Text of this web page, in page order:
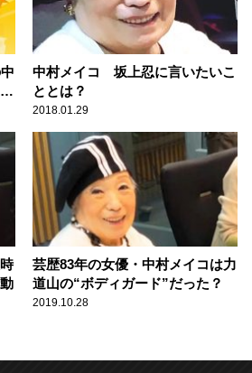
中村メイコ 坂上忍に言いたいこ
ととは？
2018.01.29
芸歴83年の女優・中村メイコは力
道山の“ボディガード”だった？
2019.10.28